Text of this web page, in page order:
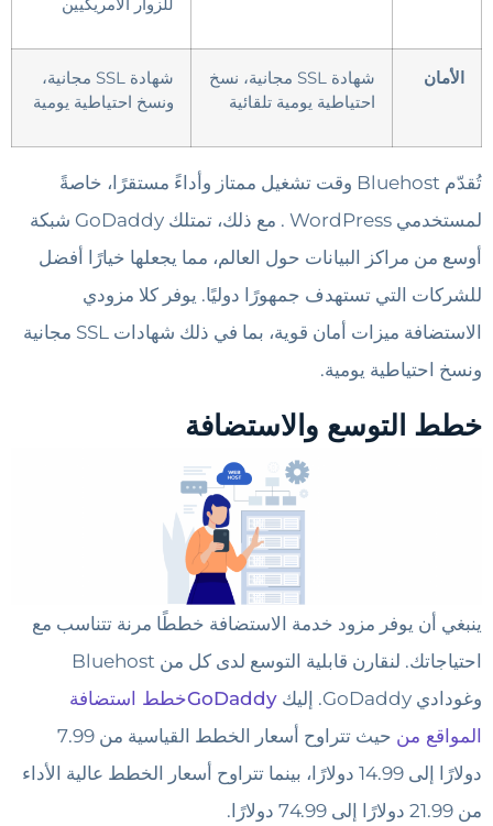
للزوار الأمريكيين
الأمان
شهادة SSL مجانية، نسخ
احتياطية يومية تلقائية
شهادة SSL مجانية،
ونسخ احتياطية يومية
تُقدّم Bluehost وقت تشغيل ممتاز وأداءً مستقرًا، خاصةً
لمستخدمي WordPress . مع ذلك، تمتلك GoDaddy شبكة
أوسع من مراكز البيانات حول العالم، مما يجعلها خيارًا أفضل
للشركات التي تستهدف جمهورًا دوليًا. يوفر كلا مزودي
الاستضافة ميزات أمان قوية، بما في ذلك شهادات SSL مجانية
ونسخ احتياطية يومية.
خطط التوسع والاستضافة
ينبغي أن يوفر مزود خدمة الاستضافة خططًا مرنة تتناسب مع
احتياجاتك. لنقارن قابلية التوسع لدى كل من Bluehost
وغودادي GoDaddy. إليك
GoDaddyخطط استضافة
المواقع من
حيث تتراوح أسعار الخطط القياسية من 7.99
دولارًا إلى 14.99 دولارًا، بينما تتراوح أسعار الخطط عالية الأداء
من 21.99 دولارًا إلى 74.99 دولارًا.